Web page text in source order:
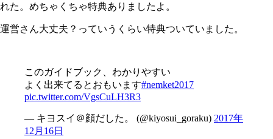
れた。めちゃくちゃ特典ありましたよ。
運営さん大丈夫？っていうくらい特典ついていました。
このガイドブック、わかりやすい
よく出来てるとおもいます#nemket2017
pic.twitter.com/VgsCuLH3R3
— キヨスイ＠顔だした。 (@kiyosui_goraku) 2017年
12月16日